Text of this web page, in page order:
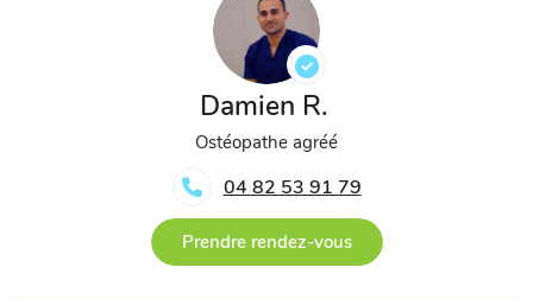
Damien R.
Ostéopathe agréé
04 82 53 91 79
Prendre rendez-vous